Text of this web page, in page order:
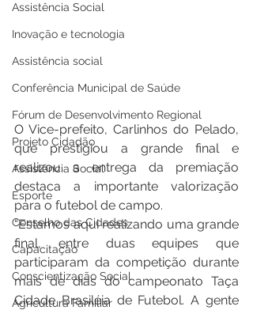
Assistência Social
Inovação e tecnologia
Assistência social
Conferência Municipal de Saúde
Fórum de Desenvolvimento Regional
Projeto Cidadão
Assistência Social
Esporte
Conselho das Cidades
Capacitação
Conscientização Social
Agricultura Familiar
O Vice-prefeito, Carlinhos do Pelado,
que prestigiou a grande final e
realizou a entrega da premiação
destaca a importante valorização
para o futebol de campo.
“Estamos aqui realizando uma grande
final, entre duas equipes que
participaram da competição durante
mais de dias do campeonato Taça
Cidade Brasiléia de Futebol. A gente